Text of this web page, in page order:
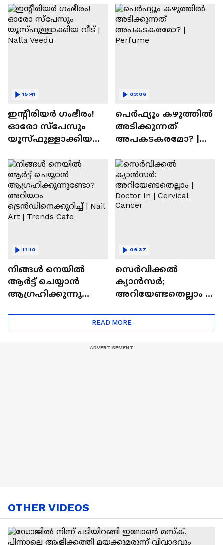
ഇന്റീരിയർ ഗംഭീരം!
ഓരോ സ്‌പേസും
യൂസ്ഫുള്ളാക്കിയ
15:41
പെർഫ്യൂം കഴുത്തിൽ
അടിക്കുന്നത്
അപകടകരമോ? |
03:06
നിങ്ങൾ നെയിൽ
ആർട്ട് ചെയ്യാൻ
ആഗ്രഹിക്കുന്നുണ്ടോ
ട്രെൻഡിനെക്കുറിച്ച് |
Nail Art | Trends Cafe
11:10
സെർവിക്കൽ
ക്യാൻസർ;
അറിയേണ്ടതെല്ലാം |
Cancer
09:37
READ MORE
OTHER VIDEOS